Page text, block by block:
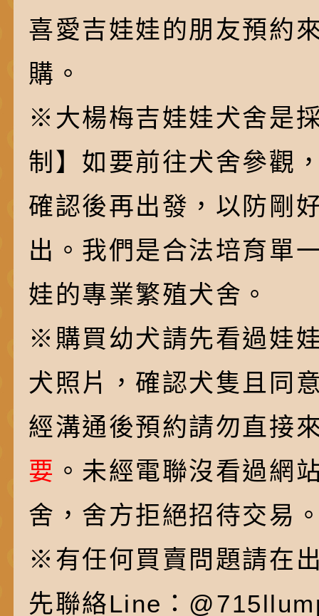
喜愛吉娃娃的朋友預約
購。
※大楊梅吉娃娃犬舍是
制】如要前往犬舍參觀
確認後再出發，以防剛
出。我們是合法培育單
娃的專業繁殖犬舍。
※購買幼犬請先看過娃
犬照片，確認犬隻且同
經溝通後預約請勿直接
要 。未經電聯沒看過網
舍，舍方拒絕招待交易
※有任何買賣問題請在
先聯絡Line：